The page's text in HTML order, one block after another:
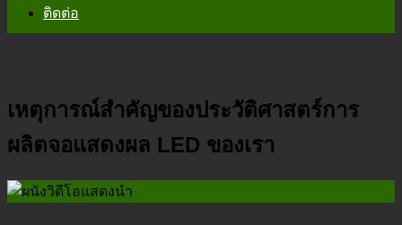
ติดต่อ
เหตุการณ์สำคัญของประวัติศาสตร์การ
ผลิตจอแสดงผล LED ของเรา